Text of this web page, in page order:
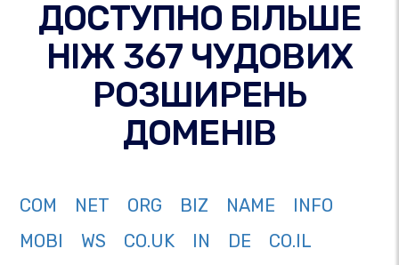
ДОСТУПНО БІЛЬШЕ
НІЖ 367 ЧУДОВИХ
РОЗШИРЕНЬ
ДОМЕНІВ
COM NET ORG BIZ NAME
INFO
MOBI
WS CO.UK IN DE
CO.IL